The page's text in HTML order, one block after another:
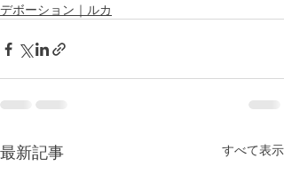
デボーション｜ルカ
最新記事 すべて表示